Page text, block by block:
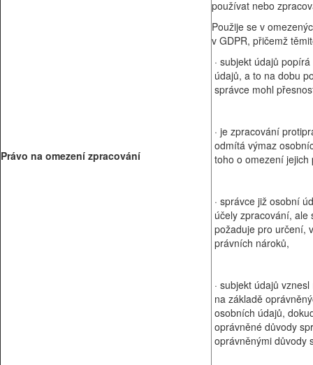
Právo na omezení zpracování
používat nebo
Použije se v
v GDPR, přičemž
· subjekt údajů
údajů, a to na dobu
správce mohl
· je zpracování
odmítá výmaz
toho o omezení jejich
· správce již osobní
účely zpracování, ale
požaduje pro určení,
právních nároků,
· subjekt údajů
na základě
osobních údajů,
oprávněné důvody
oprávněnými důvody